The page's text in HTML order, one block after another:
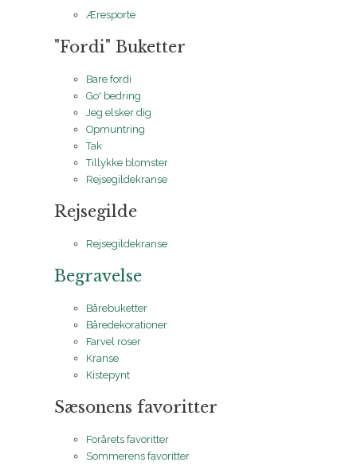
Æresporte
"Fordi" Buketter
Bare fordi
Go' bedring
Jeg elsker dig
Opmuntring
Tak
Tillykke blomster
Rejsegildekranse
Rejsegilde
Rejsegildekranse
Begravelse
Bårebuketter
Båredekorationer
Farvel roser
Kranse
Kistepynt
Sæsonens favoritter
Forårets favoritter
Sommerens favoritter